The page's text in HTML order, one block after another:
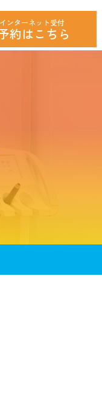
ンターネット受付
約はこちら